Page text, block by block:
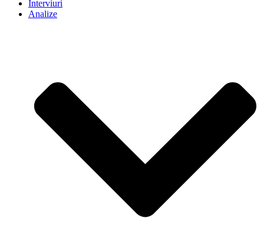
Interviuri
Analize